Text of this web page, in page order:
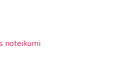
noteikumi